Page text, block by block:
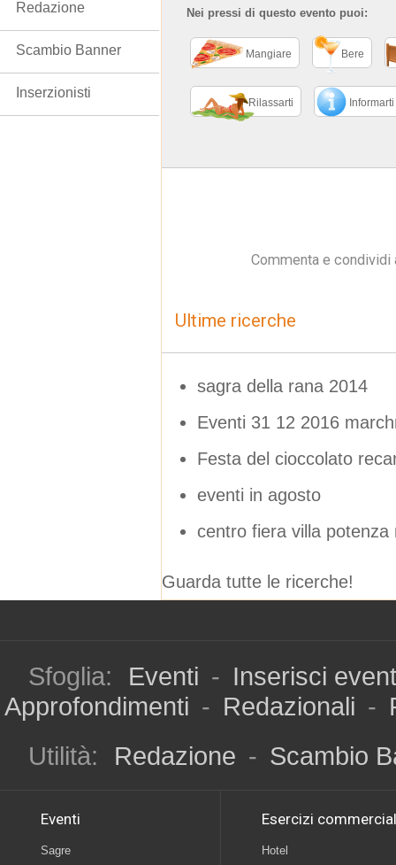
Nei pressi di questo evento puoi:
Mangiare Bere
Rilassarti Informarti
Commenta e
Ultime ricerche
sagra della rana 2014
Eventi 31 12 2016
Festa del cioccolato
eventi in agosto
centro fiera villa
Guarda tutte le ricerche!
Redazione
Scambio Banner
Inserzionisti
Sfoglia: Eventi - Inserisci
Approfondimenti - Redazionali -
Utilità:
Redazione - Scambio
Eventi
Sagre
Esercizi
Hotel